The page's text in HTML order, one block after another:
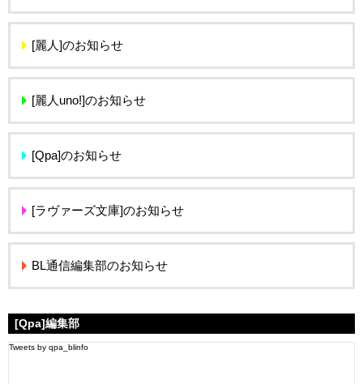
[麗人]のお知らせ
[麗人uno!]のお知らせ
[Qpa]のお知らせ
[ラヴァーズ文庫]のお知らせ
BL通信編集部のお知らせ
[Qpa]編集部
Tweets by qpa_blinfo